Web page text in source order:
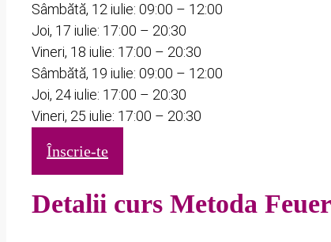
Sâmbătă, 12 iulie: 09:00 – 12:00
Joi, 17 iulie: 17:00 – 20:30
Vineri, 18 iulie: 17:00 – 20:30
Sâmbătă, 19 iulie: 09:00 – 12:00
Joi, 24 iulie: 17:00 – 20:30
Vineri, 25 iulie: 17:00 – 20:30
Înscrie-te
Detalii curs Metoda